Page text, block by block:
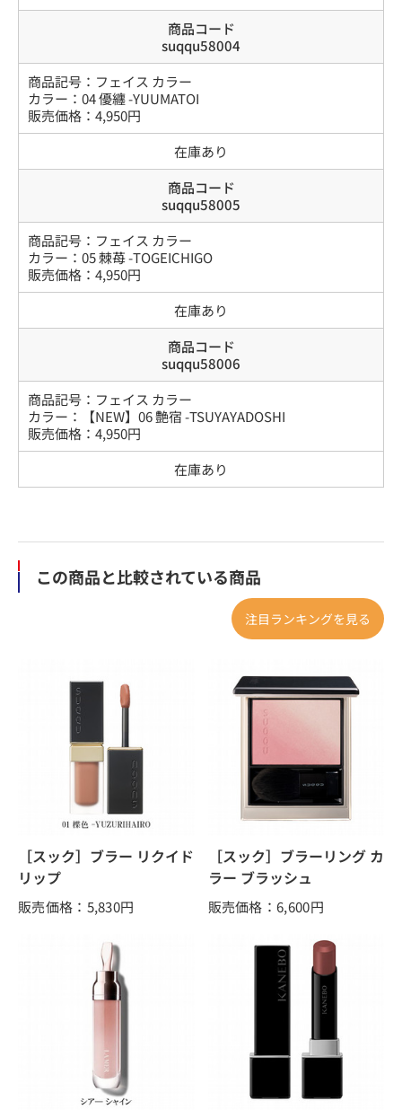
商品コード
suqqu58004
商品記号： フェイス カラー
カラー ： 04 優纏 -YUUMATOI
販売価格： 4,950円
在庫あり
商品コード
suqqu58005
商品記号： フェイス カラー
カラー ： 05 棘苺 -TOGEICHIGO
販売価格： 4,950円
在庫あり
商品コード
suqqu58006
商品記号： フェイス カラー
カラー ：
【NEW】06 艶宿 -TSUYAYADOSHI
販売価格： 4,950円
在庫あり
この商品と比較されている商品
注目ランキングを見る
［スック］ブラー リクイド
リップ
販売価格：5,830円
［スック］ブラーリング カ
ラー ブラッシュ
販売価格：6,600円